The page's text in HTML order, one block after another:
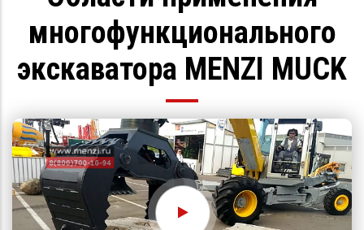
многофункционального
экскаватора MENZI MUCK